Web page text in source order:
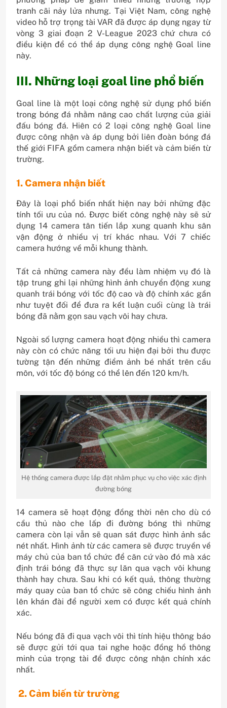
tranh cãi nảy lửa nhưng. Tại Việt Nam, công nghệ
video hỗ trợ trọng tài VAR đã được áp dụng ngay từ
vòng 3 giai đoạn 2 V-League 2023 chứ chưa có
điều kiện để có thể áp dụng công nghệ Goal line
này.
III. Những loại goal line phổ biến
Goal line là một loại công nghệ sử dụng phổ biến
trong bóng đá nhằm nâng cao chất lượng của giải
đấu bóng đá. Hiên có 2 loại công nghệ Goal line
được công nhận và áp dụng bởi liên đoàn bóng đá
thế giới FIFA gồm camera nhận biết và cảm biến từ
trường.
1. Camera nhận biết
Đây là loại phổ biến nhất hiện nay bởi những đặc
tính tối ưu của nó. Được biết công nghệ này sẽ sử
dụng 14 camera tân tiến lắp xung quanh khu sân
vận động ở nhiều vị trí khác nhau. Với 7 chiếc
camera hướng về mỗi khung thành.
Tất cả những camera này đều làm nhiệm vụ đó là
tập trung ghi lại những hình ảnh chuyển động xung
quanh trái bóng với tốc độ cao và độ chính xác gần
như tuyệt đối để đưa ra kết luận cuối cùng là trái
bóng đã nằm gọn sau vạch vôi hay chưa.
Ngoài số lượng camera hoạt động nhiều thì camera
này còn có chức năng tối ưu hiện đại bởi thu được
tường tận đến những điểm ảnh bé nhất trên cầu
môn, với tốc độ bóng có thể lên đến 120 km/h.
Hệ thống camera được lắp đặt nhằm phục vụ cho việc xác định
đường bóng
14 camera sẽ hoạt động đồng thời nên cho dù có
cầu thủ nào che lấp đi đường bóng thì những
camera còn lại vẫn sẽ quan sát được hình ảnh sắc
nét nhất. Hình ảnh từ các camera sẽ được truyền về
máy chủ của ban tổ chức để căn cứ vào đó mà xác
định trái bóng đã thực sự lăn qua vạch vôi khung
thành hay chưa. Sau khi có kết quả, thông thường
máy quay của ban tổ chức sẽ công chiếu hình ảnh
lên khán đài để người xem có được kết quả chính
xác.
Nếu bóng đã đi qua vạch vôi thì tính hiệu thông báo
sẽ được gửi tới qua tai nghe hoặc đồng hồ thông
minh của trọng tài để được công nhận chính xác
nhất.
2. Cảm biến từ trường